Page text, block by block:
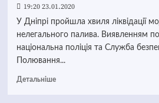
19:20 23.01.2020
У Дніпрі пройшла хвиля ліквідації
нелегального палива. Виявленням
національна поліція та Служба
Полювання...
Детальніше